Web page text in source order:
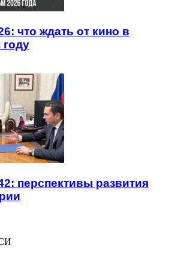
что ждать от кино в
перспективы развития